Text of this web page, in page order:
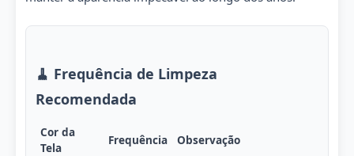
🧹 Frequência de Limpeza
Recomendada
Cor da
Tela
Frequência Observação